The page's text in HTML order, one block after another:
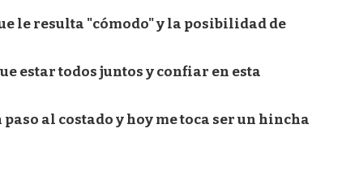
le resulta "cómodo" y la posibilidad de
estar todos juntos y confiar en esta
al costado y hoy me toca ser un hincha